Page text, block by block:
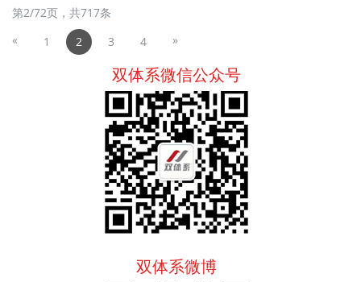
第2/72页，共717条
«
1 2 3 4 »
双体系微信公众号
双体系微博